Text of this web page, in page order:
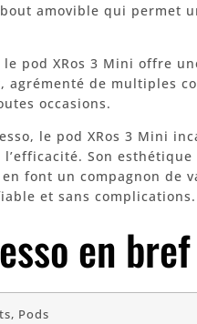
amovible qui permet
pod XRos 3 Mini offre
agrémenté de multiples
occasions.
le pod XRos 3 Mini
Son esthétique
font un compagnon de
et sans complications.
en bref
Pods